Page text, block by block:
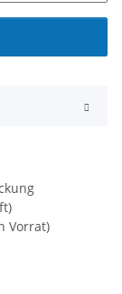
Vorrat)